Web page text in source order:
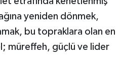
yeniden dönmek,
bu topraklara olan en
müreffeh, güçlü ve lider